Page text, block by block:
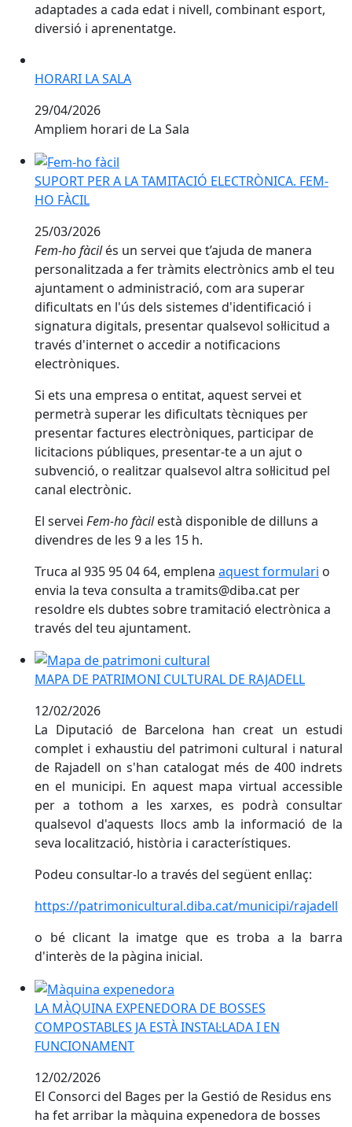
adaptades a cada edat i nivell, combinant esport,
diversió i aprenentatge.
HORARI LA SALA
29/04/2026
Ampliem horari de La Sala
SUPORT PER A LA TAMITACIÓ ELECTRÒNICA. FEM-HO
SUPORT PER A LA TAMITACIÓ ELECTRÒNICA. FEM-
HO FÀCIL
25/03/2026
Fem-ho fàcilés un servei que t’ajuda de manera
personalitzada a fer tràmits electrònics amb el teu
ajuntament o administració, com ara superar
dificultats en l'ús dels sistemes d'identificació i
signatura digitals, presentar qualsevol sol·licitud a
través d'internet o accedir a notificacions
electròniques.
Si ets una empresa o entitat, aquest servei et
permetrà superar les dificultats tècniques per
presentar factures electròniques, participar de
licitacions públiques, presentar-te a un ajut o
subvenció, o realitzar qualsevol altra sol·licitud pel
canal electrònic.
El servei Fem-ho fàcilestà disponible de dilluns a
divendres de les 9 a les 15 h.
Truca al 935 95 04 64, emplena aquest formulari o
envia la teva consulta a tramits@diba.cat per
resoldre els dubtes sobre tramitació electrònica a
través del teu ajuntament.
MAPA DE PATRIMONI CULTURAL DE RAJADELL
MAPA DE PATRIMONI CULTURAL DE RAJADELL
12/02/2026
La Diputació de Barcelona han creat un estudi
complet i exhaustiu del patrimoni cultural i natural
de Rajadell on s'han catalogat més de 400 indrets
en el municipi. En aquest mapa virtual accessible
per a tothom a les xarxes, es podrà consultar
qualsevol d'aquests llocs amb la informació de la
seva localització, història i característiques.
Podeu consultar-lo a través del següent enllaç:
https://patrimonicultural.diba.cat/municipi/rajadell
o bé clicant la imatge que es troba a la barra
d'interès de la pàgina inicial.
LA MÀQUINA EXPENEDORA DE BOSSES
LA MÀQUINA EXPENEDORA DE BOSSES
COMPOSTABLES JA ESTÀ INSTAL·LADA I EN
FUNCIONAMENT
12/02/2026
El Consorci del Bages per la Gestió de Residus ens
ha fet arribar la màquina expenedora de bosses